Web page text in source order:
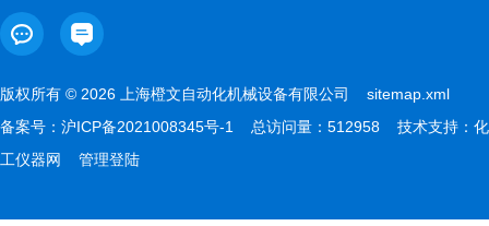
版权所有 © 2026 上海橙文自动化机械设备有限公司 sitemap.xml
备案号： 沪ICP备2021008345号-1 总访问量：512958 技术支持： 化
工仪器网
管理登陆